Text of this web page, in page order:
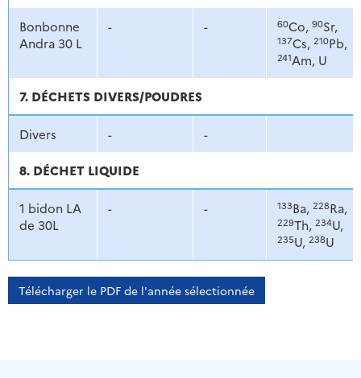
Bonbonne
Andra 30 L
- - 60Co, 90Sr,
137Cs, 210Pb,
241Am, U
7. DÉCHETS DIVERS/POUDRES
Divers - -
8. DÉCHET LIQUIDE
1 bidon LA
de 30L
- - 133Ba, 228Ra,
229Th, 234U,
235U, 238U
Télécharger le PDF de l'année sélectionnée